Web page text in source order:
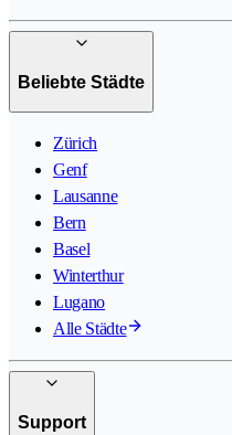
Beliebte Städte
Zürich
Genf
Lausanne
Bern
Basel
Winterthur
Lugano
Alle Städte
Support